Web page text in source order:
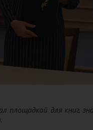
площадкой для книг,